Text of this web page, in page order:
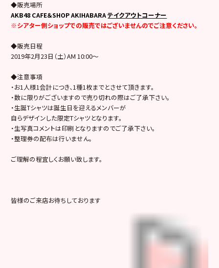
◆販売場所
AKB48 CAFE＆SHOP AKIHABARAテイクアウトコーナー
※シアター側ショップでの販売ではございませんのでご注意ください。
◆販売日程
2019年2月23日（土）AM 10:00～
◆注意事項
・お1人様1会計につき､1種1枚までとさせて頂きます。
・数に限りがございますので売り切れの際はご了承下さい。
・生誕Tシャツは誕生日を迎えるメンバーが
自らデザインした限定Tシャツとなります。
・生写真コメントは印刷となりますのでご了承下さい。
・整理券の配布は行いません。
ご理解の程宜しくお願い致します。
皆様のご来店お待ちしております